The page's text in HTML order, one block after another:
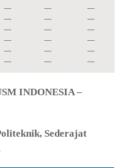
—
—
—
—
—
—
—
—
—
—
—
—
—
—
—
—
—
—
INDONESIA –
Sederajat